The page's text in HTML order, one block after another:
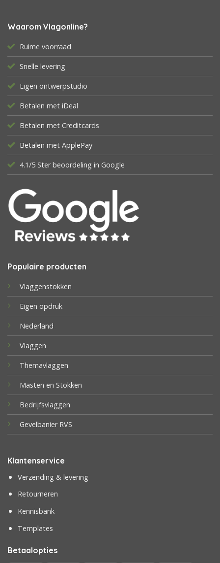
Waarom Vlagonline?
Ruime voorraad
Snelle levering
Eigen ontwerpstudio
Betalen met iDeal
Betalen met Creditcards
Betalen met ApplePay
4.1/5 Ster beoordeling in Google
Populaire producten
Vlaggenstokken
Eigen opdruk
Nederland
Vlaggen
Themavlaggen
Masten en Stokken
Bedrijfsvlaggen
Gevelbanier RVS
Klantenservice
Verzending & levering
Retourneren
Kennisbank
Templates
Betaalopties